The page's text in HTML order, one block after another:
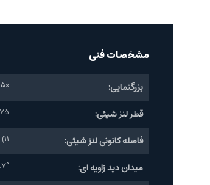
مشخصات فنی
بزرگنمایی: 25x
قطر لنز شیئی:
فاصله کانونی لنز شیئی: (11")
میدان دید زاویه ای: